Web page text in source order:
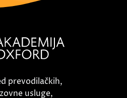
prevodilačkih,
usluge,